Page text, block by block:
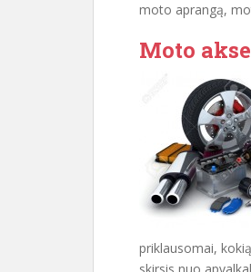
moto aprangą,
Moto
priklausomai,